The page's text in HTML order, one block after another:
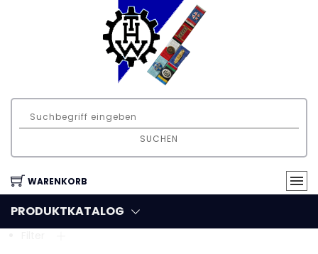
SUCHEN
WARENKORB
PRODUKTKATALOG